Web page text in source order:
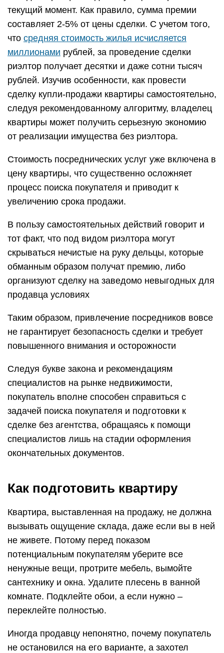
текущий момент. Как правило, сумма премии
составляет 2-5% от цены сделки. С учетом того,
что средняя стоимость жилья исчисляется
миллионами рублей, за проведение сделки
риэлтор получает десятки и даже сотни тысяч
рублей. Изучив особенности, как провести
сделку купли-продажи квартиры самостоятельно,
следуя рекомендованному алгоритму, владелец
квартиры может получить серьезную экономию
от реализации имущества без риэлтора.
Стоимость посреднических услуг уже включена в
цену квартиры, что существенно осложняет
процесс поиска покупателя и приводит к
увеличению срока продажи.
В пользу самостоятельных действий говорит и
тот факт, что под видом риэлтора могут
скрываться нечистые на руку дельцы, которые
обманным образом получат премию, либо
организуют сделку на заведомо невыгодных для
продавца условиях
Таким образом, привлечение посредников вовсе
не гарантирует безопасность сделки и требует
повышенного внимания и осторожности
Следуя букве закона и рекомендациям
специалистов на рынке недвижимости,
покупатель вполне способен справиться с
задачей поиска покупателя и подготовки к
сделке без агентства, обращаясь к помощи
специалистов лишь на стадии оформления
окончательных документов.
Как подготовить квартиру
Квартира, выставленная на продажу, не должна
вызывать ощущение склада, даже если вы в ней
не живете. Потому перед показом
потенциальным покупателям уберите все
ненужные вещи, протрите мебель, вымойте
сантехнику и окна. Удалите плесень в ванной
комнате. Подклейте обои, а если нужно –
переклейте полностью.
Иногда продавцу непонятно, почему покупатель
не остановился на его варианте, а захотел